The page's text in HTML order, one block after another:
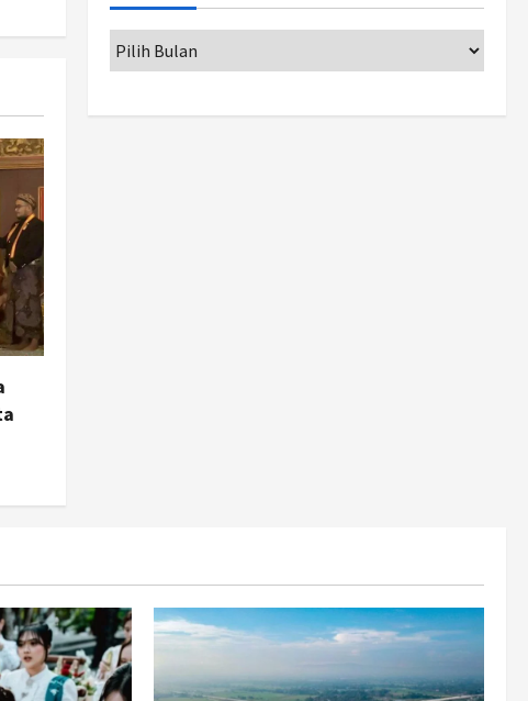
1
Segera Keluar
5 Agustus 6, 2026